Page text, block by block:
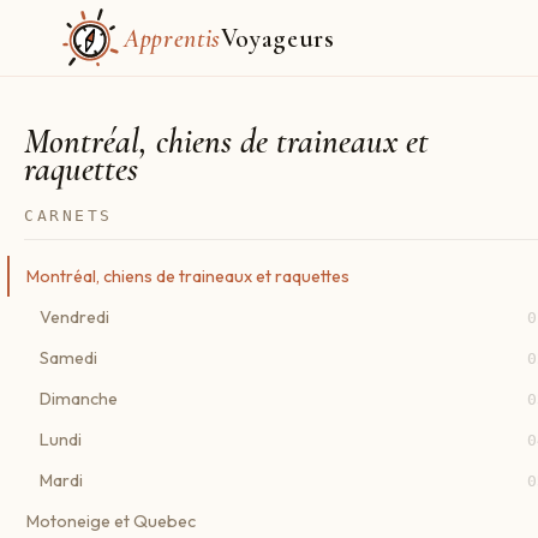
ApprentisVoyageurs
Montréal, chiens de traineaux et
raquettes
CARNETS
Montréal, chiens de traineaux et raquettes
Vendredi
Samedi
Dimanche
Lundi
Mardi
Motoneige et Quebec